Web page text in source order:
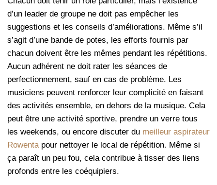
d’un leader de groupe ne doit pas empêcher les
suggestions et les conseils d’améliorations. Même s’il
s’agit d’une bande de potes, les efforts fournis par
chacun doivent être les mêmes pendant les répétitions.
Aucun adhérent ne doit rater les séances de
perfectionnement, sauf en cas de problème. Les
musiciens peuvent renforcer leur complicité en faisant
des activités ensemble, en dehors de la musique. Cela
peut être une activité sportive, prendre un verre tous
les weekends, ou encore discuter du meilleur aspirateur
Rowentapour nettoyer le local de répétition. Même si
ça paraît un peu fou, cela contribue à tisser des liens
profonds entre les coéquipiers.